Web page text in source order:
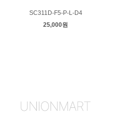
SC311D-F5-P-L-D4
25,000원